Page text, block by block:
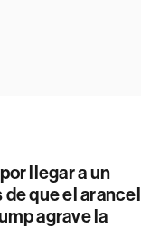
llegar a un
que el arancel
agrave la